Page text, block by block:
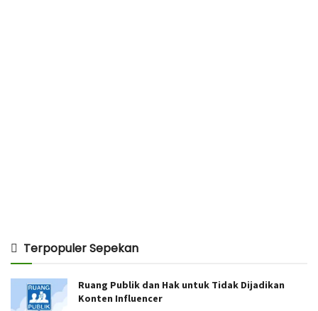
Terpopuler Sepekan
Ruang Publik dan Hak untuk Tidak Dijadikan
Konten Influencer